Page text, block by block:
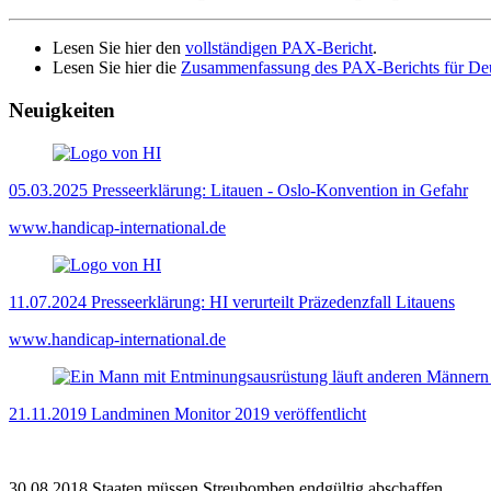
Lesen Sie hier den vollständigen PAX-Bericht.
Lesen Sie hier die Zusammenfassung des PAX-Berichts für
Neuigkeiten
05.03.2025 Presseerklärung: Litauen - Oslo-Konvention in Gefahr
www.handicap-international.de
11.07.2024 Presseerklärung: HI verurteilt Präzedenzfall Litauens
www.handicap-international.de
21.11.2019 Landminen Monitor 2019 veröffentlicht